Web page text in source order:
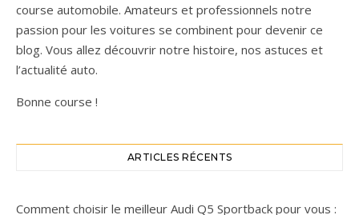
course automobile. Amateurs et professionnels notre
passion pour les voitures se combinent pour devenir ce
blog. Vous allez découvrir notre histoire, nos astuces et
l’actualité auto.
Bonne course !
ARTICLES RÉCENTS
Comment choisir le meilleur Audi Q5 Sportback pour vous :